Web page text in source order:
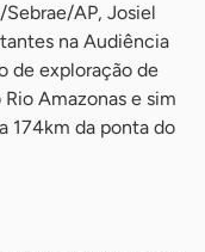
AP, Josiel
na Audiência
de exploração de
Amazonas e sim
174km da ponta do